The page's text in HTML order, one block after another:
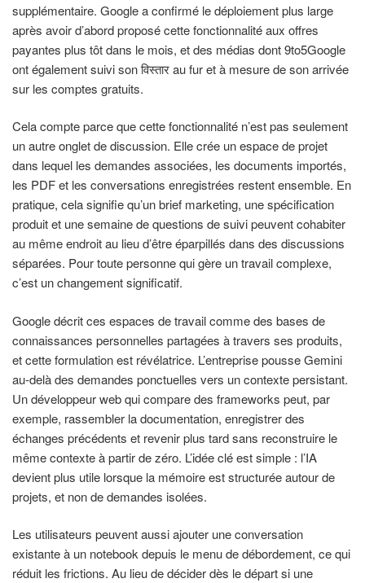
supplémentaire. Google a confirmé le déploiement plus large
après avoir d’abord proposé cette fonctionnalité aux offres
payantes plus tôt dans le mois, et des médias dont 9to5Google
ont également suivi son विस्तार au fur et à mesure de son arrivée
sur les comptes gratuits.
Cela compte parce que cette fonctionnalité n’est pas seulement
un autre onglet de discussion. Elle crée un espace de projet
dans lequel les demandes associées, les documents importés,
les PDF et les conversations enregistrées restent ensemble. En
pratique, cela signifie qu’un brief marketing, une spécification
produit et une semaine de questions de suivi peuvent cohabiter
au même endroit au lieu d’être éparpillés dans des discussions
séparées. Pour toute personne qui gère un travail complexe,
c’est un changement significatif.
Google décrit ces espaces de travail comme des bases de
connaissances personnelles partagées à travers ses produits,
et cette formulation est révélatrice. L’entreprise pousse Gemini
au-delà des demandes ponctuelles vers un contexte persistant.
Un développeur web qui compare des frameworks peut, par
exemple, rassembler la documentation, enregistrer des
échanges précédents et revenir plus tard sans reconstruire le
même contexte à partir de zéro. L’idée clé est simple : l’IA
devient plus utile lorsque la mémoire est structurée autour de
projets, et non de demandes isolées.
Les utilisateurs peuvent aussi ajouter une conversation
existante à un notebook depuis le menu de débordement, ce qui
réduit les frictions. Au lieu de décider dès le départ si une